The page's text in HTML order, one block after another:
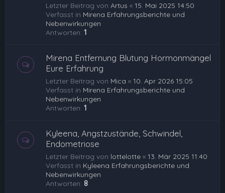
Letzter Beitrag von Artus « 15. Mai 2025 14:50
Verfasst in Mirena Erfahrungsberichte und
Nebenwirkungen
Antworten: 1
Mirena Entfernung Blutung Hormonmängel
Eure Erfahrung
Letzter Beitrag von Mica « 10. Apr 2026 15:05
Verfasst in Mirena Erfahrungsberichte und
Nebenwirkungen
Antworten: 1
Kyleena, Angstzustände, Schwindel,
Endometriose
Letzter Beitrag von lottelotte « 13. Mär 2025 11:40
Verfasst in Kyleena Erfahrungsberichte und
Nebenwirkungen
Antworten: 8